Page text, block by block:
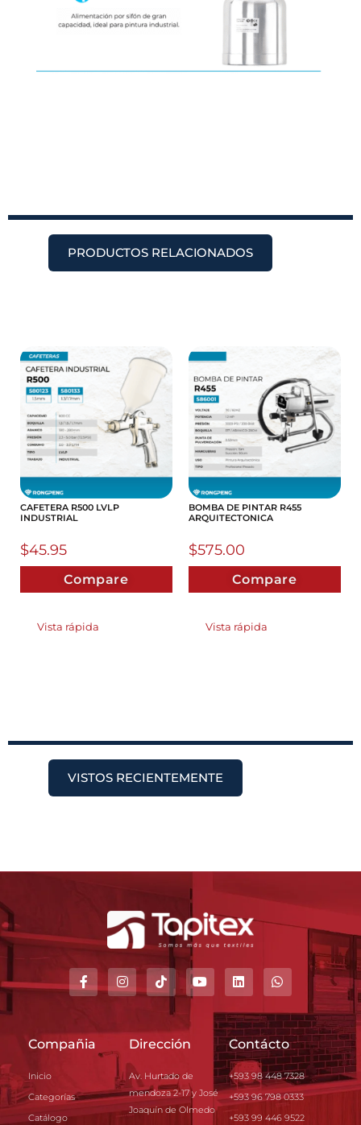
PRODUCTOS RELACIONADOS
CAFETERA R500 LVLP
INDUSTRIAL
$45.95
Compare
Vista rápida
BOMBA DE PINTAR R455
ARQUITECTONICA
$575.00
Compare
Vista rápida
VISTOS RECIENTEMENTE
Compañia
Inicio
Categorías
Catálogo
Dirección
Av. Hurtado de
mendoza 2-17 y José
Joaquín de Olmedo
Contácto
+593 98 448 7328
+593 96 798 0333
+593 99 446 9522